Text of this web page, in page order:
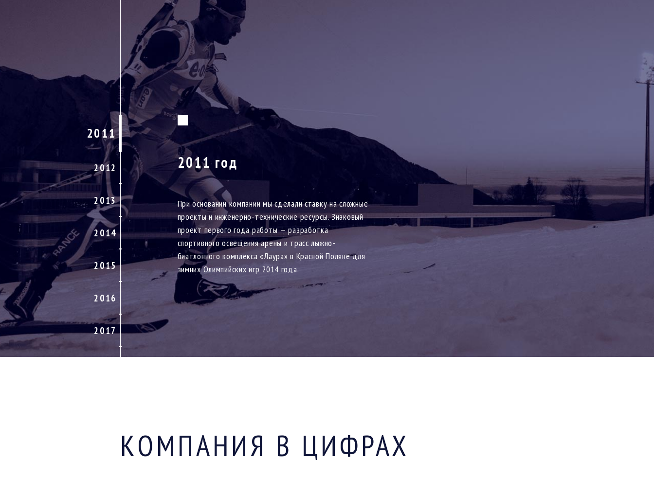
2011
2012
2013
2014
2015
2016
2017
2011 год
При основании компании мы сделали ставку на сложные
проекты и инженерно-технические ресурсы. Знаковый
проект первого года работы — разработка
спортивного освещения арены и трасс лыжно-
биатлонного комплекса «Лаура» в Красной Поляне для
зимних Олимпийских игр 2014 года.
КОМПАНИЯ В ЦИФРАХ